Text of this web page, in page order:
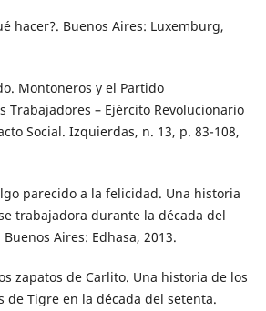
hacer?. Buenos Aires: Luxemburg,
Montoneros y el Partido
Trabajadores – Ejército Revolucionario
Social. Izquierdas, n. 13, p. 83-108,
parecido a la felicidad. Una historia
trabajadora durante la década del
Aires: Edhasa, 2013.
zapatos de Carlito. Una historia de los
de Tigre en la década del setenta.